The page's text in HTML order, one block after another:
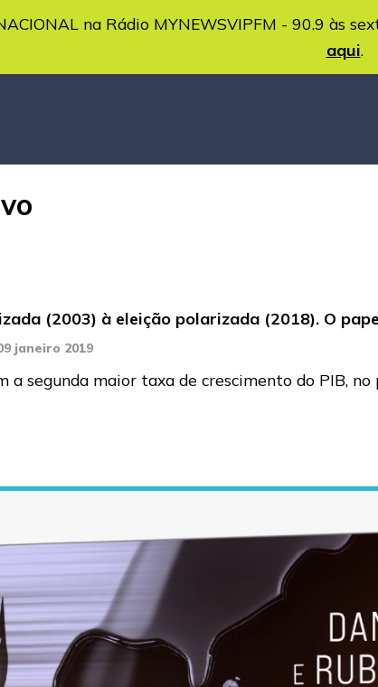
na Rádio MYNEWSVIPFM - 90.9 às
aqui.
(2003) à eleição polarizada (2018). O
janeiro 2019
a segunda maior taxa de crescimento do PIB,